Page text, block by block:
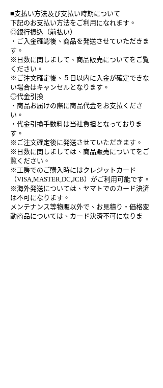
■支払い方法及び支払い時期について
下記のお支払い方法をご利用になれます。
◎銀行振込（前払い）
・ご入金確認後、商品を発送させていただきま
す。
※日数に関しまして、商品販売についてをご覧
ください。
※ご注文確定後、５日以内に入金が確定できな
い場合はキャンセルとなります。
◎代金引換
・商品お届けの際に商品代金をお支払くださ
い。
・代金引換手数料は当社負担となっておりま
す。
※ご注文確定後に発送させていただきます。
※日数に関しましては、商品販売についてをご
覧ください。
※工房でのご購入時にはクレジットカード
（VISA,MASTER,DC,JCB）がご利用可能です。
※海外発送については、ヤマトでのカード決済
は不可になります。
メンテナンス等物販以外で、お見積り・価格変
動商品については、カード決済不可になりま